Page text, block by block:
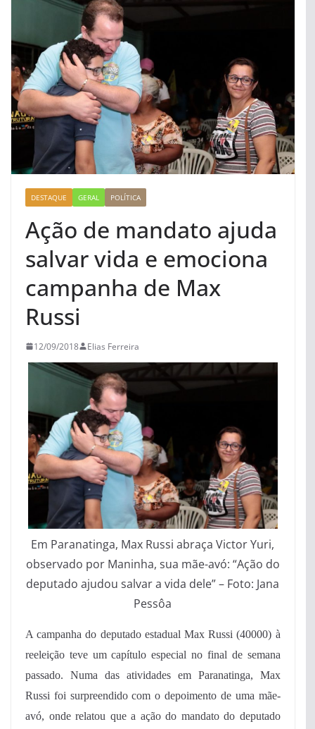
DESTAQUE GERAL POLÍTICA
Ação de mandato ajuda
salvar vida e emociona
campanha de Max
Russi
12/09/2018 Elias Ferreira
Em Paranatinga, Max Russi abraça Victor Yuri,
observado por Maninha, sua mãe-avó: “Ação do
deputado ajudou salvar a vida dele” – Foto: Jana
Pessôa
A campanha do deputado estadual Max Russi (40000) à
reeleição teve um capítulo especial no final de semana
passado. Numa das atividades em Paranatinga, Max
Russi foi surpreendido com o depoimento de uma mãe-
avó, onde relatou que a ação do mandato do deputado